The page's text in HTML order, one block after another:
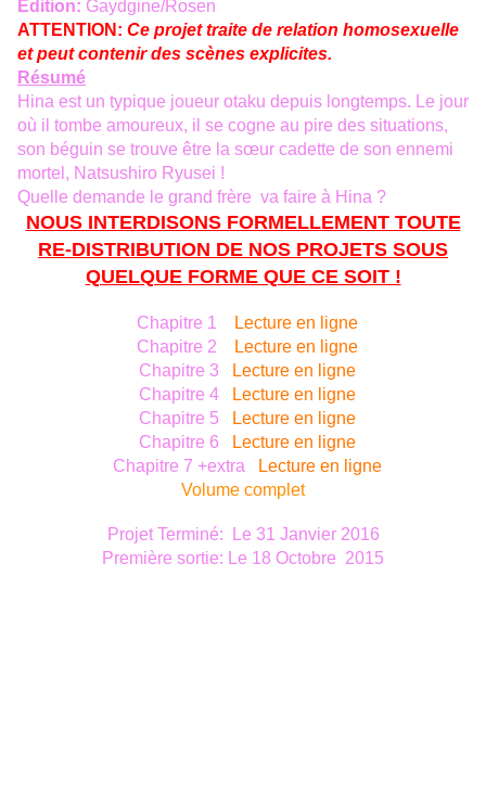
Edition: Gaydgine/Rosen
ATTENTION: Ce projet traite de relation homosexuelle
et peut contenir des scènes explicites.
Résumé
Hina est un typique joueur otaku depuis longtemps. Le jour
où il tombe amoureux, il se cogne au pire des situations,
son béguin se trouve être la sœur cadette de son ennemi
mortel, Natsushiro Ryusei !
Quelle demande le grand frère va faire à Hina ?
NOUS INTERDISONS FORMELLEMENT TOUTE
RE-DISTRIBUTION DE NOS PROJETS SOUS
QUELQUE FORME QUE CE SOIT !
Chapitre 1
Lecture en ligne
Chapitre 2
Lecture en ligne
Chapitre 3
Lecture en ligne
Chapitre 4
Lecture en ligne
Chapitre 5
Lecture en ligne
Chapitre 6
Lecture en ligne
Chapitre 7 +extra
Lecture en ligne
Volume complet
Projet Terminé: Le 31 Janvier 2016
Première sortie: Le 18 Octobre 2015